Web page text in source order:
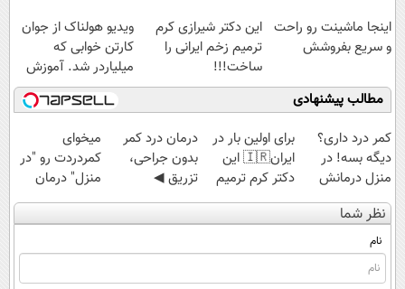
اینجا ماشینت رو راحت
و سریع بفروشش
این دکتر شیرازی کرم
ترمیم زخم ایرانی را
ساخت!!!
ویدیو هولناک از جوان
کارتن خوابی که
میلیاردر شد. آموزش
رایگان
مطالب پیشنهادی
کمر درد داری؟
دیگه بسه! در
منزل درمانش
کن
(◀پرسش‌نامه)
برای اولین بار در
ایران🇮🇷 این
دکتر کرم ترمیم
کننده 23 روزه
ساخت!
درمان درد کمر
بدون جراحی،
تزریق ◀
پرسش‌نامه رو پر
کن ▶
میخوای
کمردردت رو "در
منزل" درمان
کنی؟ (◂فیلم +
◂پرسش‌نامه)
نظر شما
نام